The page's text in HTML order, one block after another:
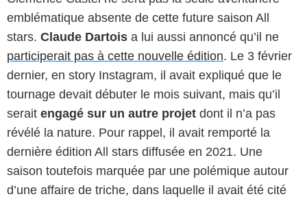
emblématique absente de cette future saison All
stars. Claude Dartois a lui aussi annoncé qu’il ne
participerait pas à cette nouvelle édition. Le 3 février
dernier, en story Instagram, il avait expliqué que le
tournage devait débuter le mois suivant, mais qu’il
serait engagé sur un autre projet dont il n’a pas
révélé la nature. Pour rappel, il avait remporté la
dernière édition All stars diffusée en 2021. Une
saison toutefois marquée par une polémique autour
d’une affaire de triche, dans laquelle il avait été cité